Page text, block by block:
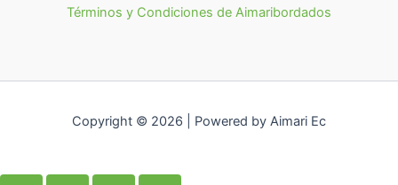
Términos y Condiciones de Aimaribordados
Copyright © 2026 | Powered by Aimari Ec